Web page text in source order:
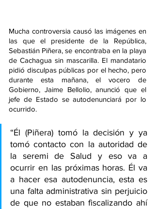
Mucha controversia causó las imágenes en
las que el presidente de la República,
Sebastián Piñera, se encontraba en la playa
de Cachagua sin mascarilla. El mandatario
pidió disculpas públicas por el hecho, pero
durante esta mañana, el vocero de
Gobierno, Jaime Bellolio, anunció que el
jefe de Estado se autodenunciará por lo
ocurrido.
“Él (Piñera) tomó la decisión y ya
tomó contacto con la autoridad de
la seremi de Salud y eso va a
ocurrir en las próximas horas. Él va
a hacer esa autodenuncia, esta es
una falta administrativa sin perjuicio
de que no estaban fiscalizando ahí